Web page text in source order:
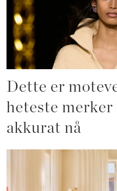
Dette er
heteste
akkurat nå